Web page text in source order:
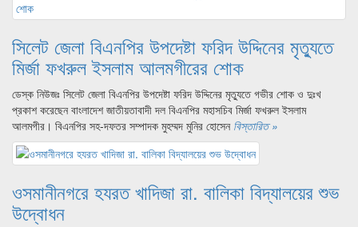
সিলেট জেলা বিএনপির উপদেষ্টা ফরিদ উদ্দিনের মৃত্যুতে
মির্জা ফখরুল ইসলাম আলমগীরের শোক
ডেস্ক নিউজঃ সিলেট জেলা বিএনপির উপদেষ্টা ফরিদ উদ্দিনের মৃত্যুতে গভীর শোক ও দুঃখ
প্রকাশ করেছেন বাংলাদেশ জাতীয়তাবাদী দল বিএনপির মহাসচিব মির্জা ফখরুল ইসলাম
আলমগীর। বিএনপির সহ-দফতর সম্পাদক মুহম্মদ মুনির হোসেনবিস্তারিত »
ওসমানীনগরে হযরত খাদিজা রা. বালিকা বিদ্যালয়ের শুভ
উদ্বোধন